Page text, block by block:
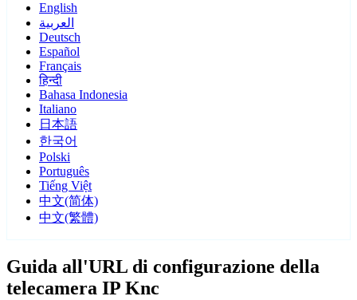
English
العربية
Deutsch
Español
Français
हिन्दी
Bahasa Indonesia
Italiano
日本語
한국어
Polski
Português
Tiếng Việt
中文(简体)
中文(繁體)
Guida all'URL di configurazione della
telecamera IP Knc